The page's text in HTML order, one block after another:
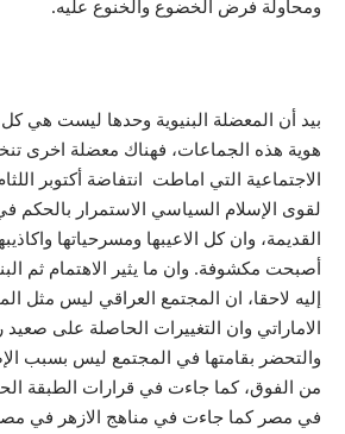
ومحاولة فرض الخضوع والخنوع عليه.
بيد أن المعضلة البنيوية وحدها ليست هي
هوية هذه الجماعات، فهناك معضلة اخرى
الاجتماعية التي اماطت انتفاضة أكتوبر
لقوى الإسلام السياسي الاستمرار بالحكم
القديمة، وان كل الاعيبها ومسرحياتها
أصبحت مكشوفة. وان ما يثير الاهتمام ثم
إليه لاحقا، ان المجتمع العراقي ليس مثل
الاماراتي وان التغييرات الحاصلة على صعيد
والتحضر بقامتها في المجتمع ليس بسبب
من الفوق، كما جاءت في قرارات الطبقة
في مصر كما جاءت في مناهج الازهر في